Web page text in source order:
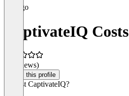
CaptivateIQ Costs
(0 reviews)
Claim this profile
Was ist CaptivateIQ?